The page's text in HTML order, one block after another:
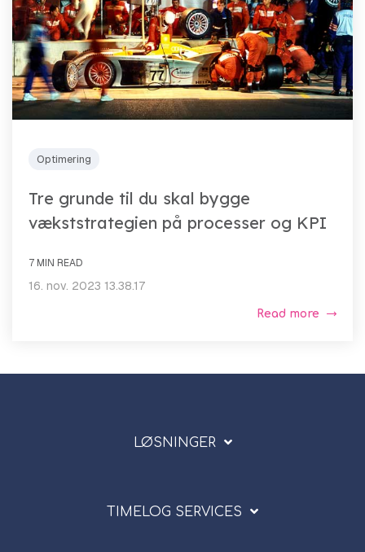
Optimering
Tre grunde til du skal bygge
vækststrategien på processer og KPI
7 MIN READ
16. nov. 2023 13.38.17
Read more
LØSNINGER
TIMELOG SERVICES